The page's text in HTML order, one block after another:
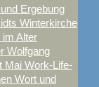
Ergebung
Winterkirche
im Alter
Wolfgang
Mai Work-Life-
Wort und